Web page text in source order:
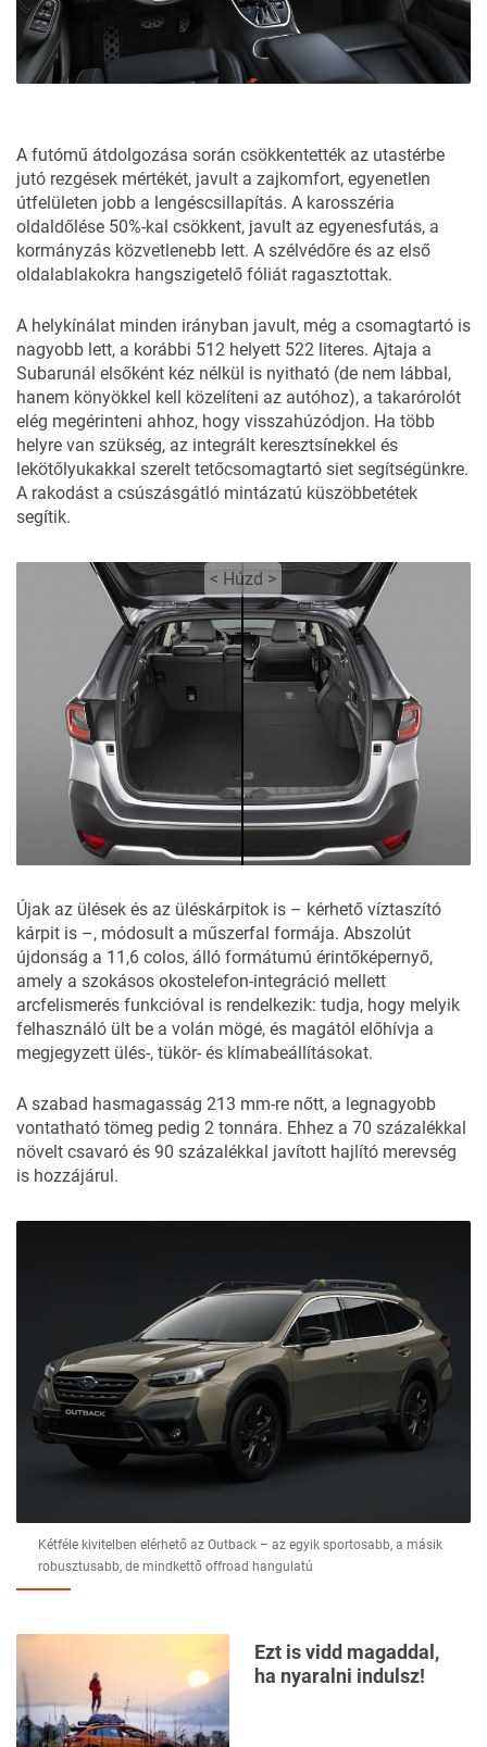
A futómű átdolgozása során csökkentették az utastérbe
jutó rezgések mértékét, javult a zajkomfort, egyenetlen
útfelületen jobb a lengéscsillapítás. A karosszéria
oldaldőlése 50%-kal csökkent, javult az egyenesfutás, a
kormányzás közvetlenebb lett. A szélvédőre és az első
oldalablakokra hangszigetelő fóliát ragasztottak.
A helykínálat minden irányban javult, még a csomagtartó is
nagyobb lett, a korábbi 512 helyett 522 literes. Ajtaja a
Subarunál elsőként kéz nélkül is nyitható (de nem lábbal,
hanem könyökkel kell közelíteni az autóhoz), a takarórolót
elég megérinteni ahhoz, hogy visszahúzódjon. Ha több
helyre van szükség, az integrált keresztsínekkel és
lekötőlyukakkal szerelt tetőcsomagtartó siet segítségünkre.
A rakodást a csúszásgátló mintázatú küszöbbetétek
segítik.
< Húzd >
Újak az ülések és az üléskárpitok is – kérhető víztaszító
kárpit is –, módosult a műszerfal formája. Abszolút
újdonság a 11,6 colos, álló formátumú érintőképernyő,
amely a szokásos okostelefon-integráció mellett
arcfelismerés funkcióval is rendelkezik: tudja, hogy melyik
felhasználó ült be a volán mögé, és magától előhívja a
megjegyzett ülés-, tükör- és klímabeállításokat.
A szabad hasmagasság 213 mm-re nőtt, a legnagyobb
vontatható tömeg pedig 2 tonnára. Ehhez a 70 százalékkal
növelt csavaró és 90 százalékkal javított hajlító merevség
is hozzájárul.
Kétféle kivitelben elérhető az Outback – az egyik sportosabb, a másik
robusztusabb, de mindkettő offroad hangulatú
Ezt is vidd magaddal,
ha nyaralni indulsz!